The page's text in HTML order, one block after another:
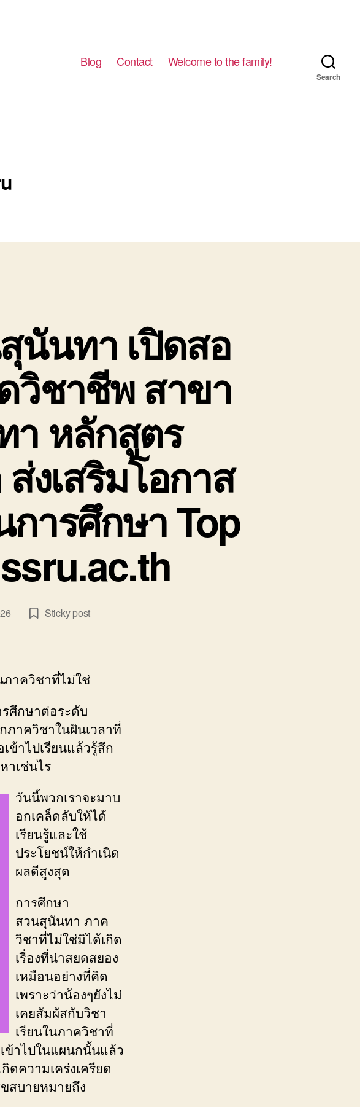
Blog Contact Welcome to the family!
Search
นันทา เปิดสอ
วิชาชีพ สาขา
หลักสูตร
งเสริมโอกาส
ารศึกษา Top
Sticky post
ภาควิชาที่ไม่ใช่
ศึกษาต่อระดับ
ภาควิชาในฝันเวลาที่
ข้าไปเรียนแล้วรู้สึก
าเช่นไร
วันนี้พวกเราจะมาบ
อกเคล็ดลับให้ได้
เรียนรู้และใช้
ประโยชน์ให้กำเนิด
ผลดีสูงสุด
การศึกษา
สวนสุนันทา ภาค
วิชาที่ไม่ใช่มิได้เกิด
เรื่องที่น่าสยดสยอง
เหมือนอย่างที่คิด
เพราะว่าน้องๆยังไม่
เคยสัมผัสกับวิชา
เรียนในภาควิชาที่
ข้าไปในแผนกนั้นแล้ว
ดความเคร่งเครียด
สบายหมายถึง